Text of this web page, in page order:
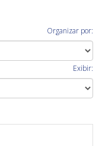
Organizar por:
Exibir: